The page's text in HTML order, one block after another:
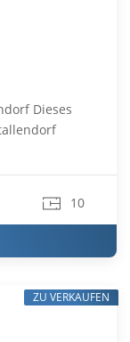
Dieses
10
ZU VERKAUFEN